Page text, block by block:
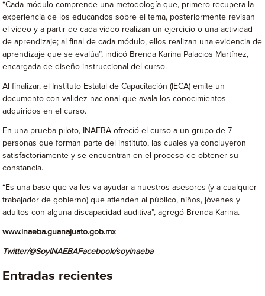
“Cada módulo comprende una metodología que, primero recupera la
experiencia de los educandos sobre el tema, posteriormente revisan
el video y a partir de cada video realizan un ejercicio o una actividad
de aprendizaje; al final de cada módulo, ellos realizan una evidencia de
aprendizaje que se evalúa”, indicó Brenda Karina Palacios Martínez,
encargada de diseño instruccional del curso.
Al finalizar, el Instituto Estatal de Capacitación (IECA) emite un
documento con validez nacional que avala los conocimientos
adquiridos en el curso.
En una prueba piloto, INAEBA ofreció el curso a un grupo de 7
personas que forman parte del instituto, las cuales ya concluyeron
satisfactoriamente y se encuentran en el proceso de obtener su
constancia.
“Es una base que va les va ayudar a nuestros asesores (y a cualquier
trabajador de gobierno) que atienden al público, niños, jóvenes y
adultos con alguna discapacidad auditiva”, agregó Brenda Karina.
www.inaeba.guanajuato.gob.mx
Twitter/@SoyINAEBAFacebook/soyinaeba
Entradas recientes